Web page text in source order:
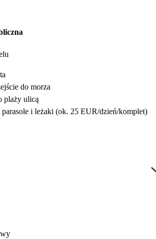
do morza
plaży ulicą
parasole i leżaki (ok. 25 EUR/dzień/komplet)